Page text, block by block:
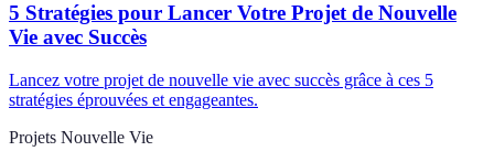
5 Stratégies pour Lancer Votre Projet de Nouvelle
Vie avec Succès
Lancez votre projet de nouvelle vie avec succès grâce à ces 5
stratégies éprouvées et engageantes.
Projets Nouvelle Vie